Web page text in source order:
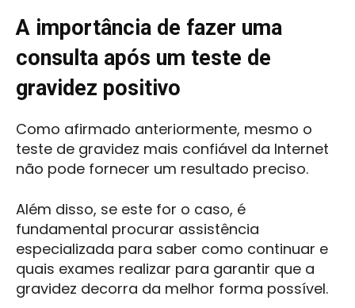
A importância de fazer uma
consulta após um teste de
gravidez positivo
Como afirmado anteriormente, mesmo o
teste de gravidez mais confiável da Internet
não pode fornecer um resultado preciso.
Além disso, se este for o caso, é
fundamental procurar assistência
especializada para saber como continuar e
quais exames realizar para garantir que a
gravidez decorra da melhor forma possível.